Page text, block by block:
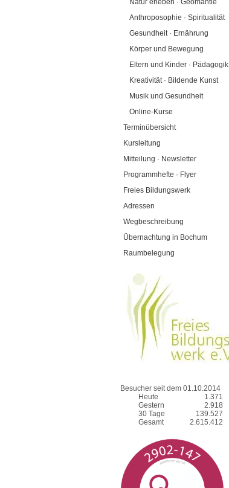
Natur erleben · Geomantie
Anthroposophie · Spiritualität
Gesundheit · Ernährung
Körper und Bewegung
Eltern und Kinder · Pädagogik
Kreativität · Bildende Kunst
Musik und Gesundheit
Online-Kurse
Terminübersicht
Kursleitung
Mitteilung · Newsletter
Programmhefte · Flyer
Freies Bildungswerk
Adressen
Wegbeschreibung
Übernachtung in Bochum
Raumbelegung
Besucher seit dem 01.10.2014
Heute
1.371
Gestern
2.918
30 Tage
139.527
Gesamt
2.615.412